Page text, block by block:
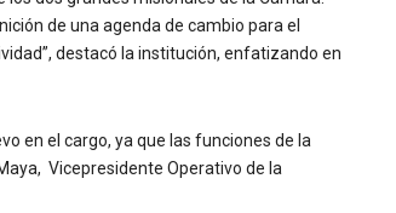
de una agenda de cambio para el
destacó la institución, enfatizando en
en el cargo, ya que las funciones de la
Vicepresidente Operativo de la